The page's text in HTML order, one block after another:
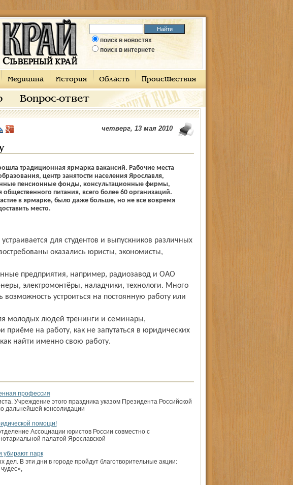
поиск в новостях
поиск в интернете
Медицина История Область Происшествия
Вопрос-ответ
четверг, 13 мая 2010
традиционная ярмарка вакансий. Рабочие места
центр занятости населения Ярославля,
пенсионные фонды, консультационные фирмы,
питания, всего более 60 организаций.
в ярмарке, было даже больше, но не все вовремя
место.
оказались юристы, экономисты,
предприятия, например, радиозавод и ОАО
электромонтёры, наладчики, технологи. Много
возможность устроиться на постоянную работу или
молодых людей тренинги и семинары,
приёме на работу, как не запутаться в юридических
как найти именно свою работу.
профессия
Учреждение этого праздника указом Президента Российской
дальнейшей консолидации
помощи!
Ассоциации юристов России совместно с
палатой Ярославской
убирают парк
дел. В эти дни в городе пройдут благотворительные акции: